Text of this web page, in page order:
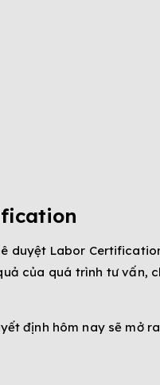
duyệt Labor
của quá trình tư vấn,
định hôm nay sẽ mở